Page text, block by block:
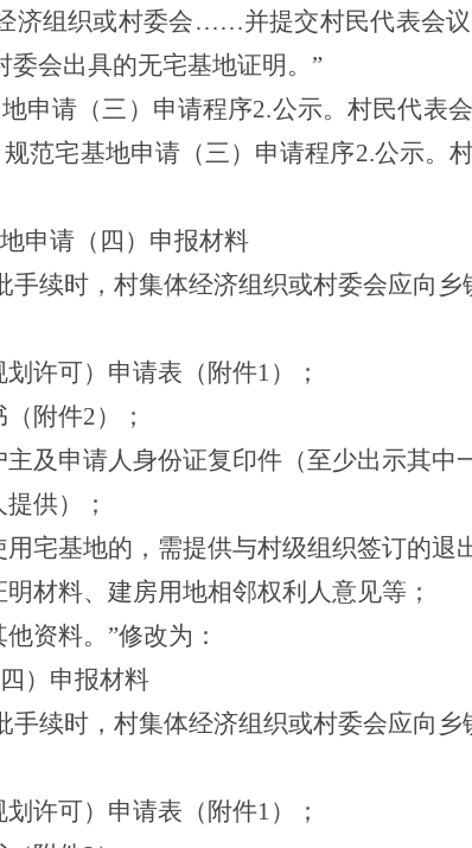
济组织或村委会……并提交村民代表会
会出具的无宅基地证明。 ”
申请（三）申请程序2.公示。村民代
规范宅基地申请（三）申请程序2.公示
申请（四）申报材料
手续时，村集体经济组织或村委会应向
许可）申请表（附件1）；
附件2）；
及申请人身份证复印件（至少出示其中
供）；
宅基地的，需提供与村级组织签订的退
材料、建房用地相邻权利人意见等；
资料。 ”修改为：
）申报材料
手续时，村集体经济组织或村委会应向
许可）申请表（附件1）；